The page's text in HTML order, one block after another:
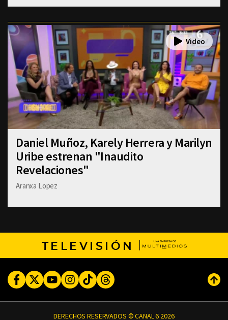
Daniel Muñoz, Karely Herrera y Marilyn
Uribe estrenan "Inaudito
Revelaciones"
Aranxa Lopez
TELEVISIÓN
FacebookTwitterYoutubeInstagram
TikTokThreads
DERECHOS RESERVADOS © CANAL 6 2026